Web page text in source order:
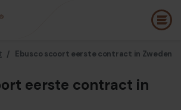
/ Ebusco scoort eerste contract in Zweden
eerste contract in